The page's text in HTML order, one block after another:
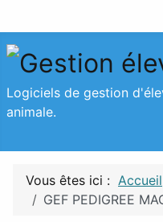
Logiciels de gestion
animale.
Vous êtes ici : Accueil
GEF PEDIGREE